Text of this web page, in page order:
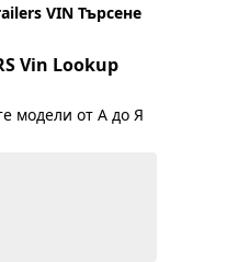
VIN Търсене
Vin Lookup
модели от А до Я